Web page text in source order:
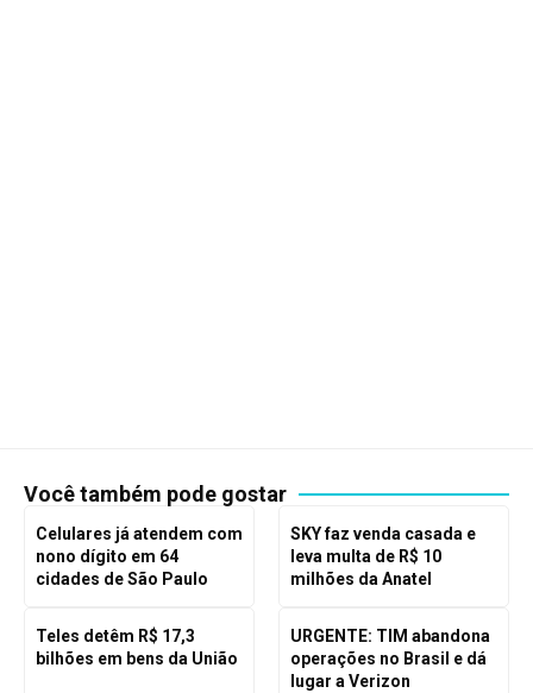
Você também pode gostar
Celulares já atendem com
nono dígito em 64
cidades de São Paulo
SKY faz venda casada e
leva multa de R$ 10
milhões da Anatel
Teles detêm R$ 17,3
bilhões em bens da União
URGENTE: TIM abandona
operações no Brasil e dá
lugar a Verizon